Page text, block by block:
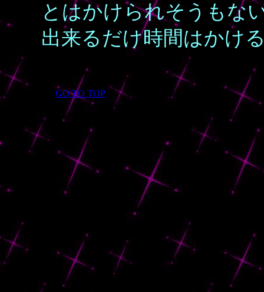
とはかけられそうもな
出来るだけ時間はかけ
GO TO TOP